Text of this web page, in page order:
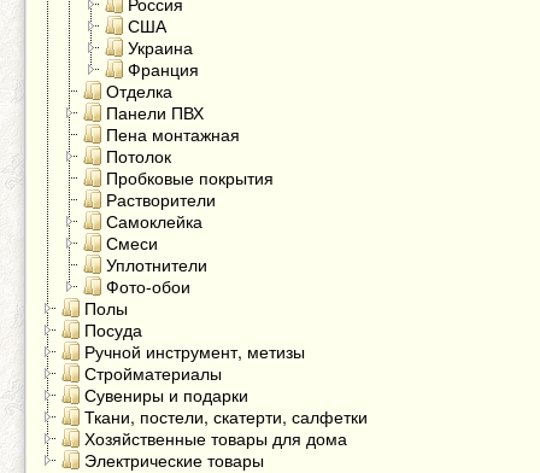
США
Украина
Франция
Отделка
Панели ПВХ
Пена монтажная
Потолок
Пробковые покрытия
Растворители
Самоклейка
Смеси
Уплотнители
Фото-обои
Полы
Посуда
Ручной инструмент, метизы
Стройматериалы
Сувениры и подарки
Ткани, постели, скатерти, салфетки
Хозяйственные товары для дома
Электрические товары